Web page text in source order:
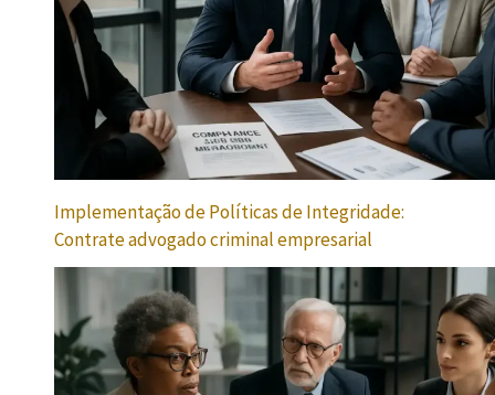
Implementação de Políticas de Integridade:
Contrate advogado criminal empresarial